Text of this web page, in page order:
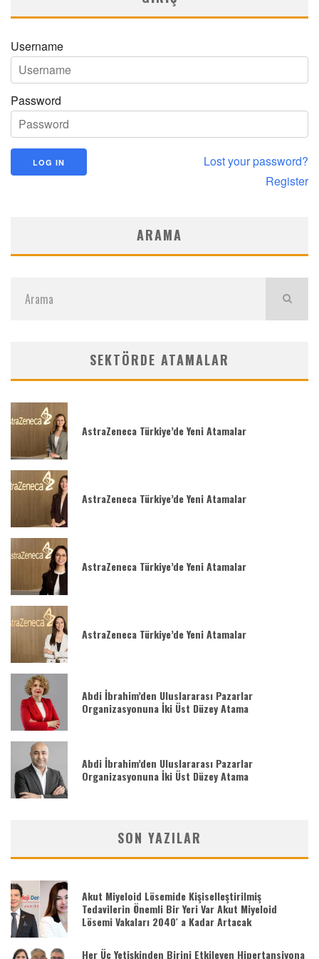
Username
Password
Lost your password?
Register
ARAMA
SEKTÖRDE ATAMALAR
AstraZeneca Türkiye’de Yeni Atamalar
AstraZeneca Türkiye’de Yeni Atamalar
AstraZeneca Türkiye’de Yeni Atamalar
AstraZeneca Türkiye’de Yeni Atamalar
Abdi İbrahim’den Uluslararası Pazarlar
Organizasyonuna İki Üst Düzey Atama
Abdi İbrahim’den Uluslararası Pazarlar
Organizasyonuna İki Üst Düzey Atama
SON YAZILAR
Akut Miyeloid Lösemide Kişiselleştirilmiş
Tedavilerin Önemli Bir Yeri Var Akut Miyeloid
Lösemi Vakaları 2040′ a Kadar Artacak
Her Üç Yetişkinden Birini Etkileyen Hipertansiyona